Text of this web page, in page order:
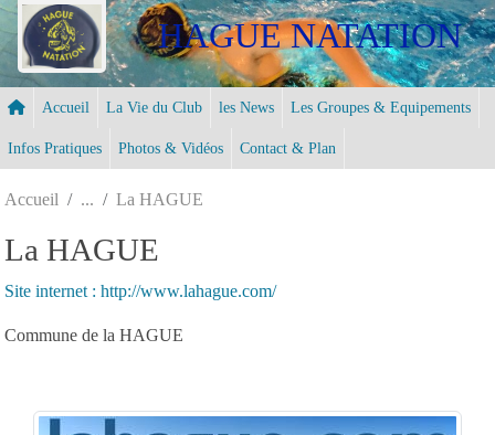
HAGUE NATATION
Accueil La Vie du Club les News Les Groupes & Equipements
Infos Pratiques Photos & Vidéos Contact & Plan
Accueil La HAGUE
La HAGUE
Site internet : http://www.lahague.com/
Commune de la HAGUE
Panneau de gestion des cookies